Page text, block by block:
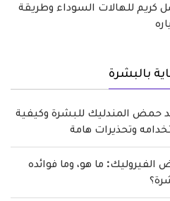
كريم للهالات السوداء وطريقة
بالبشرة
حمض المندليك للبشرة وكيفية
وتحذيرات هامة
ما هو، وما فوائده